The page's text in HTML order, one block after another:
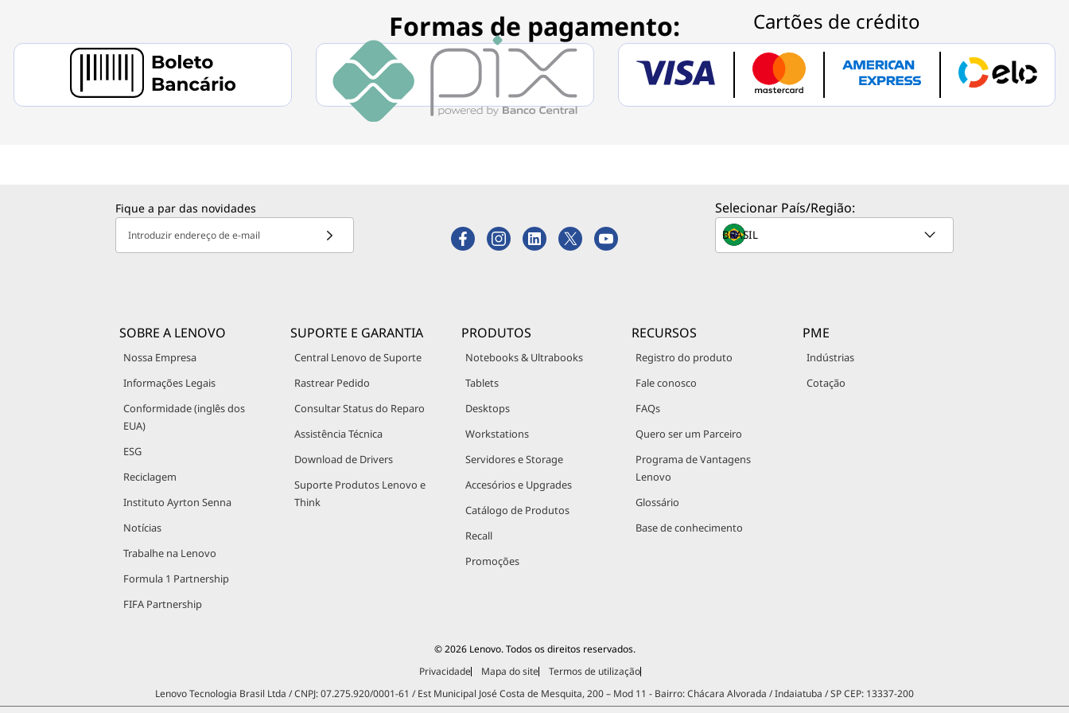
Formas de pagamento:
Fique a par das novidades
Introduzir endereço de e-mail
Selecionar País/Região:
SOBRE A LENOVO
Nossa Empresa
Informações Legais
Conformidade (inglês dos
EUA)
ESG
Reciclagem
Instituto Ayrton Senna
Notícias
Trabalhe na Lenovo
Formula 1 Partnership
FIFA Partnership
SUPORTE E GARANTIA
Central Lenovo de Suporte
Rastrear Pedido
Consultar Status do Reparo
Assistência Técnica
Download de Drivers
Suporte Produtos Lenovo e
Think
PRODUTOS
Notebooks & Ultrabooks
Tablets
Desktops
Workstations
Servidores e Storage
Accesórios e Upgrades
Catálogo de Produtos
Recall
Promoções
RECURSOS
Registro do produto
Fale conosco
FAQs
Quero ser um Parceiro
Programa de Vantagens
Lenovo
Glossário
Base de conhecimento
PME
Indústrias
Cotação
© 2026 Lenovo. Todos os direitos reservados.
Privacidade
Mapa do site
Termos de utilização
Lenovo Tecnologia Brasil Ltda / CNPJ: 07.275.920/0001-61 / Est Municipal José Costa de Mesquita, 200 – Mod 11 - Bairro: Chácara Alvorada / Indaiatuba / SP CEP: 13337-200